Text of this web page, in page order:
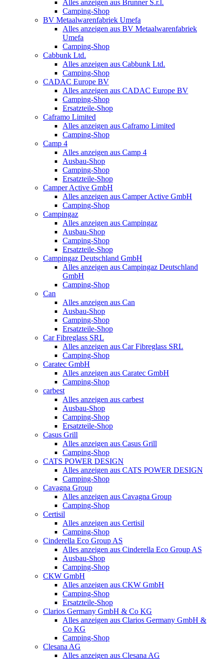
Alles anzeigen aus Brunner S.r.l.
Camping-Shop
BV Metaalwarenfabriek Umefa
Alles anzeigen aus BV Metaalwarenfabriek
Umefa
Camping-Shop
Cabbunk Ltd.
Alles anzeigen aus Cabbunk Ltd.
Camping-Shop
CADAC Europe BV
Alles anzeigen aus CADAC Europe BV
Camping-Shop
Ersatzteile-Shop
Caframo Limited
Alles anzeigen aus Caframo Limited
Camping-Shop
Camp 4
Alles anzeigen aus Camp 4
Ausbau-Shop
Camping-Shop
Ersatzteile-Shop
Camper Active GmbH
Alles anzeigen aus Camper Active GmbH
Camping-Shop
Campingaz
Alles anzeigen aus Campingaz
Ausbau-Shop
Camping-Shop
Ersatzteile-Shop
Campingaz Deutschland GmbH
Alles anzeigen aus Campingaz Deutschland
GmbH
Camping-Shop
Can
Alles anzeigen aus Can
Ausbau-Shop
Camping-Shop
Ersatzteile-Shop
Car Fibreglass SRL
Alles anzeigen aus Car Fibreglass SRL
Camping-Shop
Caratec GmbH
Alles anzeigen aus Caratec GmbH
Camping-Shop
carbest
Alles anzeigen aus carbest
Ausbau-Shop
Camping-Shop
Ersatzteile-Shop
Casus Grill
Alles anzeigen aus Casus Grill
Camping-Shop
CATS POWER DESIGN
Alles anzeigen aus CATS POWER DESIGN
Camping-Shop
Cavagna Group
Alles anzeigen aus Cavagna Group
Camping-Shop
Certisil
Alles anzeigen aus Certisil
Camping-Shop
Cinderella Eco Group AS
Alles anzeigen aus Cinderella Eco Group AS
Ausbau-Shop
Camping-Shop
CKW GmbH
Alles anzeigen aus CKW GmbH
Camping-Shop
Ersatzteile-Shop
Clarios Germany GmbH & Co KG
Alles anzeigen aus Clarios Germany GmbH &
Co KG
Camping-Shop
Clesana AG
Alles anzeigen aus Clesana AG